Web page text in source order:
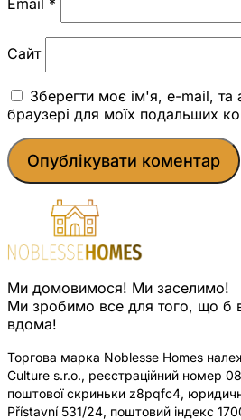
Сайт
Зберегти моє ім'я, e-mail, та
браузері для моїх подальших
Ми домовимося! Ми заселимо!
Ми зробимо все для того, що б
вдома!
Торгова марка Noblesse Homes
Culture s.r.o., реєстраційний номер
поштової скриньки z8pqfc4,
Přístavní 531/24, поштовий індекс